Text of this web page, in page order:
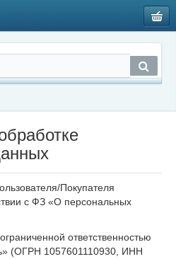
Покупателя
с ФЗ «О персональных
ответственностью
(ОГРН 1057601110930, ИНН